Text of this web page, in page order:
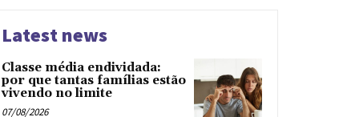
Latest news
Classe média endividada:
por que tantas famílias estão
vivendo no limite
07/08/2026